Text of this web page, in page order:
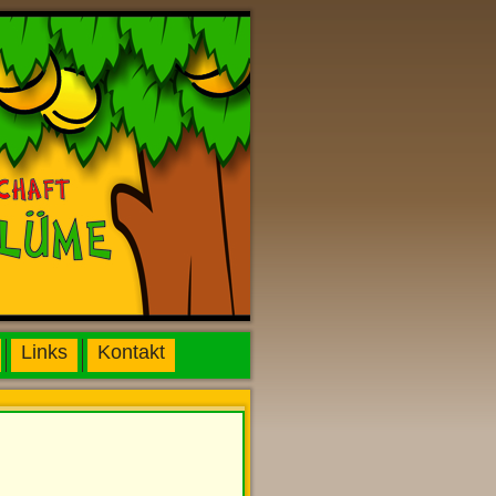
Links Kontakt